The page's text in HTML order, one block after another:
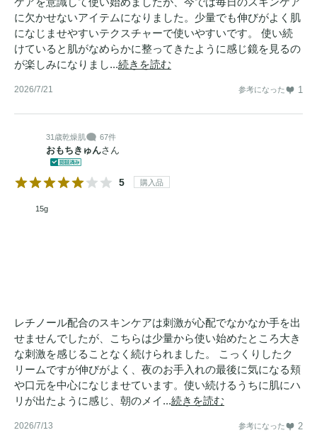
に欠かせないアイテムになりました。少量でも伸びがよく肌
になじませやすいテクスチャーで使いやすいです。 使い続
けていると肌がなめらかに整ってきたように感じ鏡を見るの
が楽しみになりまし...続きを読む
2026/7/21 参考になった 1
31歳乾燥肌 67件
おもちきゅんさん
5 購入品
15g
レチノール配合のスキンケアは刺激が心配でなかなか手を出
せませんでしたが、こちらは少量から使い始めたところ大き
な刺激を感じることなく続けられました。 こっくりしたク
リームですが伸びがよく、夜のお手入れの最後に気になる頬
や口元を中心になじませています。使い続けるうちに肌にハ
リが出たように感じ、朝のメイ...続きを読む
2026/7/13 参考になった 2